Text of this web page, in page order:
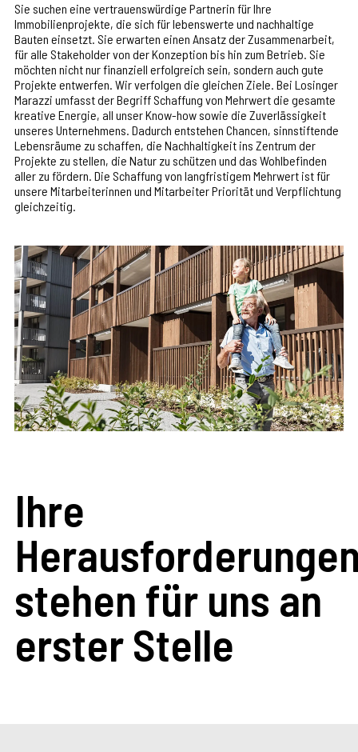
Sie suchen eine vertrauenswürdige Partnerin für Ihre
Immobilienprojekte, die sich für lebenswerte und nachhaltige
Bauten einsetzt. Sie erwarten einen Ansatz der Zusammenarbeit,
für alle Stakeholder von der Konzeption bis hin zum Betrieb. Sie
möchten nicht nur finanziell erfolgreich sein, sondern auch gute
Projekte entwerfen. Wir verfolgen die gleichen Ziele. Bei Losinger
Marazzi umfasst der Begriff Schaffung von Mehrwert die gesamte
kreative Energie, all unser Know-how sowie die Zuverlässigkeit
unseres Unternehmens. Dadurch entstehen Chancen, sinnstiftende
Lebensräume zu schaffen, die Nachhaltigkeit ins Zentrum der
Projekte zu stellen, die Natur zu schützen und das Wohlbefinden
aller zu fördern. Die Schaffung von langfristigem Mehrwert ist für
unsere Mitarbeiterinnen und Mitarbeiter Priorität und Verpflichtung
gleichzeitig.
Ihre
stehen für uns an
erster Stelle